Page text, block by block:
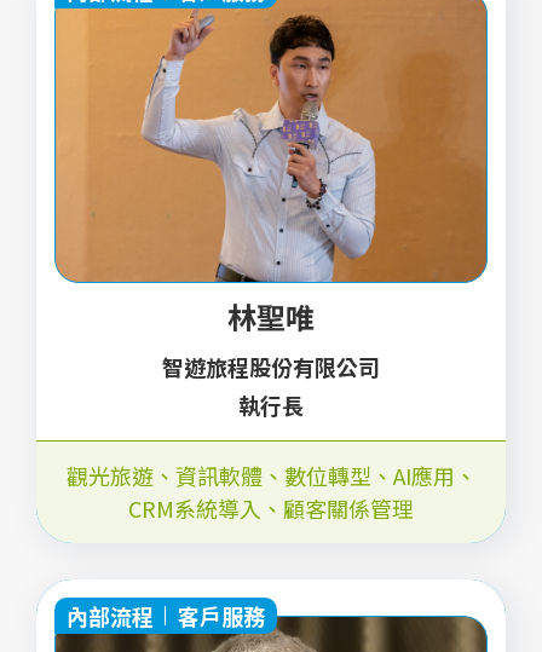
林聖唯
智遊旅程股份有限公司
執行長
觀光旅遊、 資訊軟體、 數位轉型 、 AI應用 、
CRM系統導入 、 顧客關係管理
內部流程 客戶服務